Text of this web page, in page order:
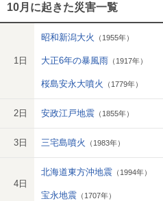
10月に起きた災害一覧
1日
昭和新潟大火 （1955年）
大正6年の暴風雨 （1917年）
桜島安永大噴火 （1779年）
2日 安政江戸地震 （1855年）
3日 三宅島噴火 （1983年）
4日
北海道東方沖地震 （1994年）
宝永地震 （1707年）